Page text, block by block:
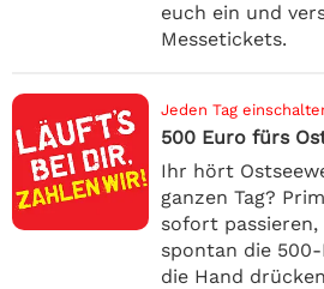
euch ein und
Messetickets.
Jeden Tag
500 Euro fürs
Ihr hört
ganzen Tag?
sofort passieren,
spontan die
die Hand